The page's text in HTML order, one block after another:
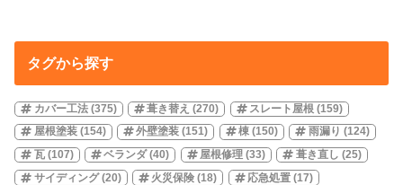
タグから探す
カバー工法(375) 葺き替え (270) スレート屋根 (159)
屋根塗装(154) 外壁塗装 (151) 棟 (150) 雨漏り (124)
瓦(107) ベランダ(40) 屋根修理 (33) 葺き直し (25)
サイディング(20) 火災保険 (18) 応急処置 (17)